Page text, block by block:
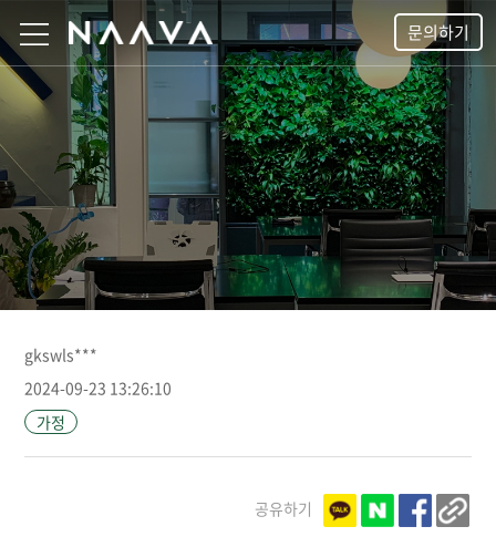
문의하기
gkswls***
2024-09-23 13:26:10
가정
공유하기